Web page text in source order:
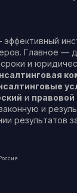
Главное —
и
и правовой
и
результатов